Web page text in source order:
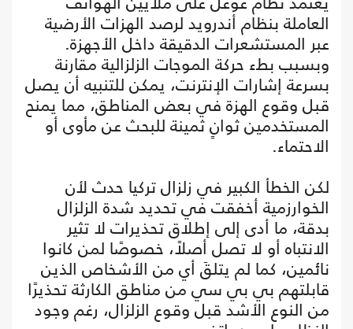
العاملة بنظام أندرويد لرصد الهزات الأرضية
عبر المستشعرات الدقيقة داخل الأجهزة.
وبسبب بطء حركة الموجات الزلزالية مقارنة
بسرعة إشارات الإنترنت، يمكن للتنبيه أن يصل
قبل وقوع الهزة في بعض المناطق، مما يمنح
المستخدمين ثوانٍ ثمينة للبحث عن مأوى أو
الاحتماء.
لكن الخطأ الكبير في زلزال تركيا حدث لأن
الخوارزمية أخفقت في تحديد شدة الزلزال
بدقة، ما أدى إلى إطلاق تحذيرات لا تثير
الانتباه أو لا تصل أصلاً، خصوصًا لمن كانوا
نائمين، كما لم يتلقَ أي من الأشخاص الذين
قابلتهم بي بي سي من مناطق الكارثة تحذيرًا
من النوع الأشد قبل وقوع الزلزال، رغم وجود